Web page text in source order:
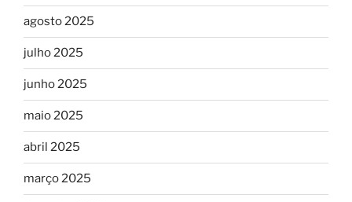
agosto 2025
julho 2025
junho 2025
maio 2025
abril 2025
março 2025